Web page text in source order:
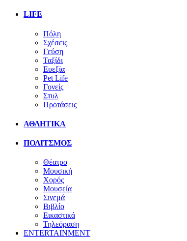
LIFE
Πόλη
Σχέσεις
Γεύση
Ταξίδι
Ευεξία
Pet Life
Γονείς
Στυλ
Προτάσεις
ΑΘΛΗΤΙΚΑ
ΠΟΛΙΤΣΜΟΣ
Θέατρο
Μουσική
Χορός
Μουσεία
Σινεμά
Βιβλίο
Εικαστικά
Τηλεόραση
ENTERTAINMENT